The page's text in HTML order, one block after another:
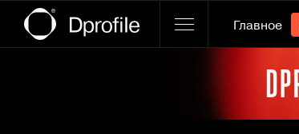
Главное